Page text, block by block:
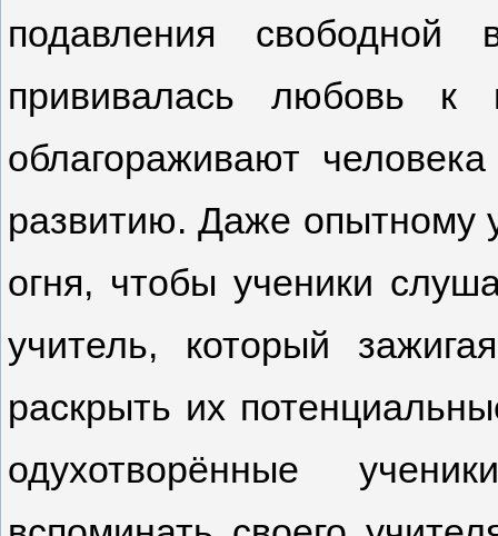
подавления
прививалась любовь к
облагораживают
развитию. Даже опытному
огня, чтобы ученики
учитель, который
раскрыть их
одухотворённые